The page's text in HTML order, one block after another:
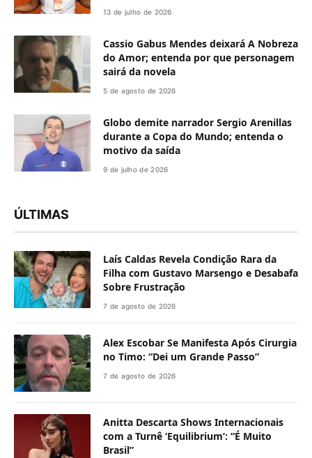
13 de julho de 2026
Cassio Gabus Mendes deixará A Nobreza
do Amor; entenda por que personagem
sairá da novela
5 de agosto de 2026
Globo demite narrador Sergio Arenillas
durante a Copa do Mundo; entenda o
motivo da saída
9 de julho de 2026
ÚLTIMAS
Laís Caldas Revela Condição Rara da
Filha com Gustavo Marsengo e Desabafa
Sobre Frustração
7 de agosto de 2026
Alex Escobar Se Manifesta Após Cirurgia
no Timo: “Dei um Grande Passo”
7 de agosto de 2026
Anitta Descarta Shows Internacionais
com a Turnê ‘Equilibrium’: “É Muito
Brasil”